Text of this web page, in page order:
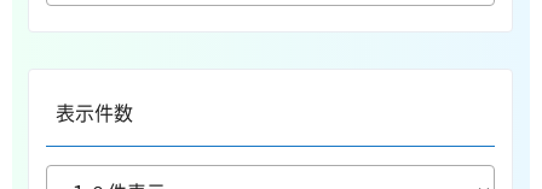
表示件数